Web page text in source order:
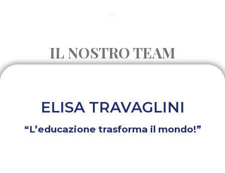
IL NOSTRO TEAM
ELISA TRAVAGLINI
“L’educazione trasforma il mondo!”